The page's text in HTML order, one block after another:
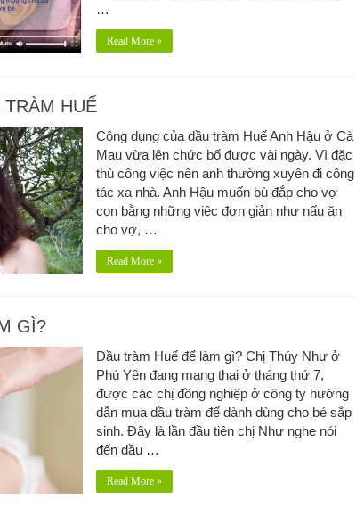
…
Read More »
HUẾ
Công dụng của dầu tràm Huế Anh Hậu ở Cà
Mau vừa lên chức bố được vài ngày. Vì đặc
thù công việc nên anh thường xuyên đi công
tác xa nhà. Anh Hậu muốn bù đắp cho vợ
con bằng những việc đơn giản như nấu ăn
cho vợ, …
Read More »
GÌ?
Dầu tràm Huế để làm gì? Chị Thúy Như ở
Phú Yên đang mang thai ở tháng thứ 7,
được các chị đồng nghiệp ở công ty hướng
dẫn mua dầu tràm để dành dùng cho bé sắp
sinh. Đây là lần đầu tiên chị Như nghe nói
đến dầu …
Read More »